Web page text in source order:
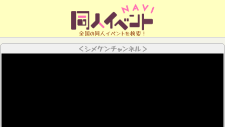
全国の同人イベントを検索！
＜シメケンチャンネル＞